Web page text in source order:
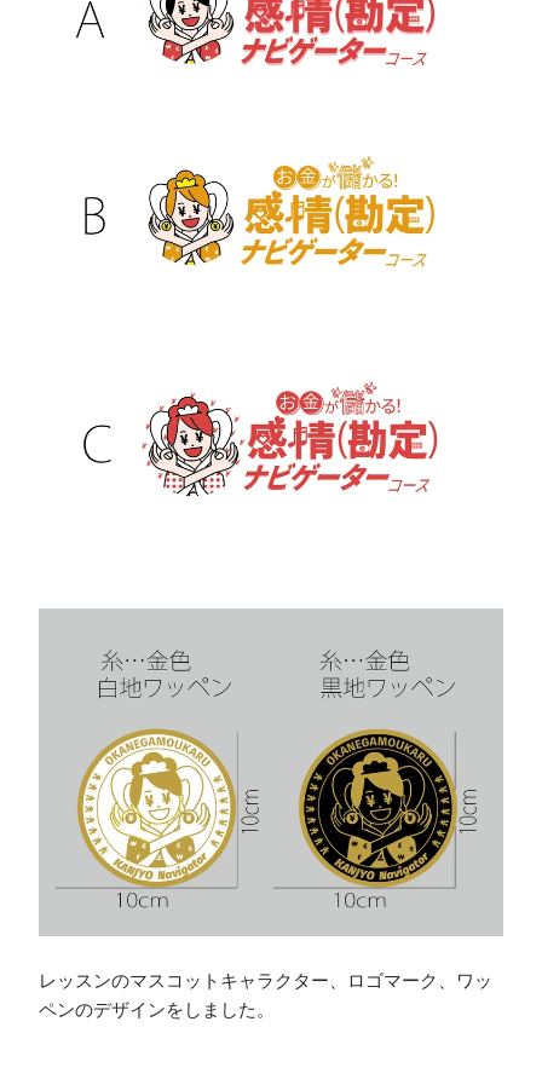
レッスンのマスコットキャラクター、ロゴマーク、ワッ
ペンのデザインをしました。